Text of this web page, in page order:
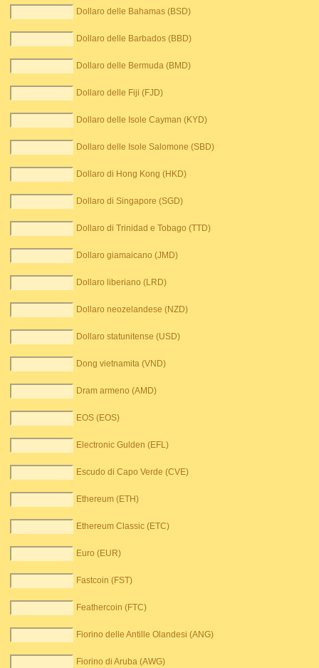
Dollaro delle Bahamas (BSD)
Dollaro delle Barbados (BBD)
Dollaro delle Bermuda (BMD)
Dollaro delle Fiji (FJD)
Dollaro delle Isole Cayman (KYD)
Dollaro delle Isole Salomone (SBD)
Dollaro di Hong Kong (HKD)
Dollaro di Singapore (SGD)
Dollaro di Trinidad e Tobago (TTD)
Dollaro giamaicano (JMD)
Dollaro liberiano (LRD)
Dollaro neozelandese (NZD)
Dollaro statunitense (USD)
Dong vietnamita (VND)
Dram armeno (AMD)
EOS (EOS)
Electronic Gulden (EFL)
Escudo di Capo Verde (CVE)
Ethereum (ETH)
Ethereum Classic (ETC)
Euro (EUR)
Fastcoin (FST)
Feathercoin (FTC)
Fiorino delle Antille Olandesi (ANG)
Fiorino di Aruba (AWG)